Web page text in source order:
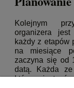
Kolejnym
organizera jest
każdy z etapów
na miesiące
zaczyna się od
datą. Każda ze
którym jest